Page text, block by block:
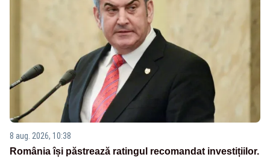
8 aug. 2026, 10:38
România își păstrează ratingul recomandat investițiilor.